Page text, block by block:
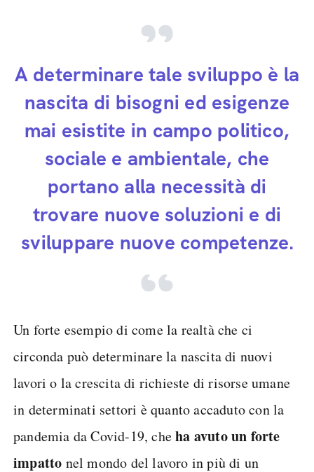
A determinare tale sviluppo è la
nascita di bisogni ed esigenze
mai esistite in campo politico,
sociale e ambientale, che
portano alla necessità di
trovare nuove soluzioni e di
sviluppare nuove competenze.
Un forte esempio di come la realtà che ci
circonda può determinare la nascita di nuovi
lavori o la crescita di richieste di risorse umane
in determinati settori è quanto accaduto con la
pandemia da Covid-19, cheha avuto un forte
impatto nel mondo del lavoro in più di un